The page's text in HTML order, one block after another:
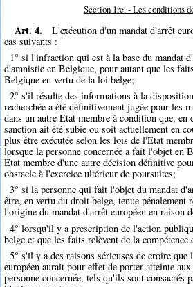
Section 1re. - Les conditions
Art. 4.
L'exécution d'un mandat d'arrêt
cas suivants :
1° si l'infraction qui est à la base du mandat
d'amnistie en Belgique, pour autant que les
Belgique en vertu de la loi belge;
2° s'il résulte des informations à la
recherchée a été définitivement jugée pour les
dans un autre Etat membre à condition que, en
sanction ait été subie ou soit actuellement en
plus être exécutée selon les lois de l'Etat
lorsque la personne concernée a fait l'objet en
Etat membre d'une autre décision définitive
obstacle à l'exercice ultérieur de poursuites;
3° si la personne qui fait l'objet du mandat
être, en vertu du droit belge, tenue pénalement
l'origine du mandat d'arrêt européen en raison
4° lorsqu'il y a prescription de l'action
belge et que les faits relèvent de la
5° s'il y a des raisons sérieuses de croire que
européen aurait pour effet de porter atteinte
personne concernée, tels qu'ils sont consacrés